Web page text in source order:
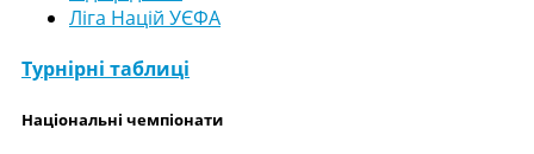
Ліга Націй УЄФА
Турнірні таблиці
Національні чемпіонати